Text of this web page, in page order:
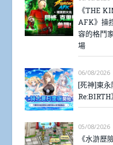
《THE
AFK》操
容的格鬥
場
06/08/2026
[死神]東
05/08/2026
《水滸